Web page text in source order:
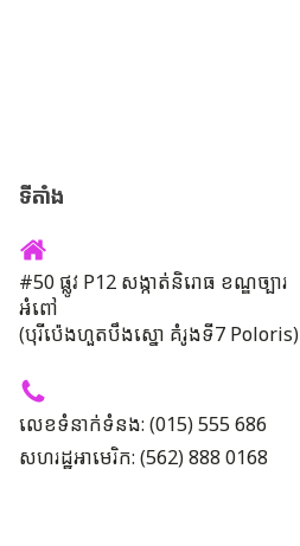
ទីតាំង
#50 ផ្លូវ P12 សង្កាត់និរោធ ខណ្ឌច្បារ
អំពៅ
(បុរីប៉េងហួតបឹងស្នោ គំរូងទី7 Poloris)
លេខទំនាក់ទំនង: (015) 555 686
សហរដ្ឋអាមេរិក: (562) 888 0168